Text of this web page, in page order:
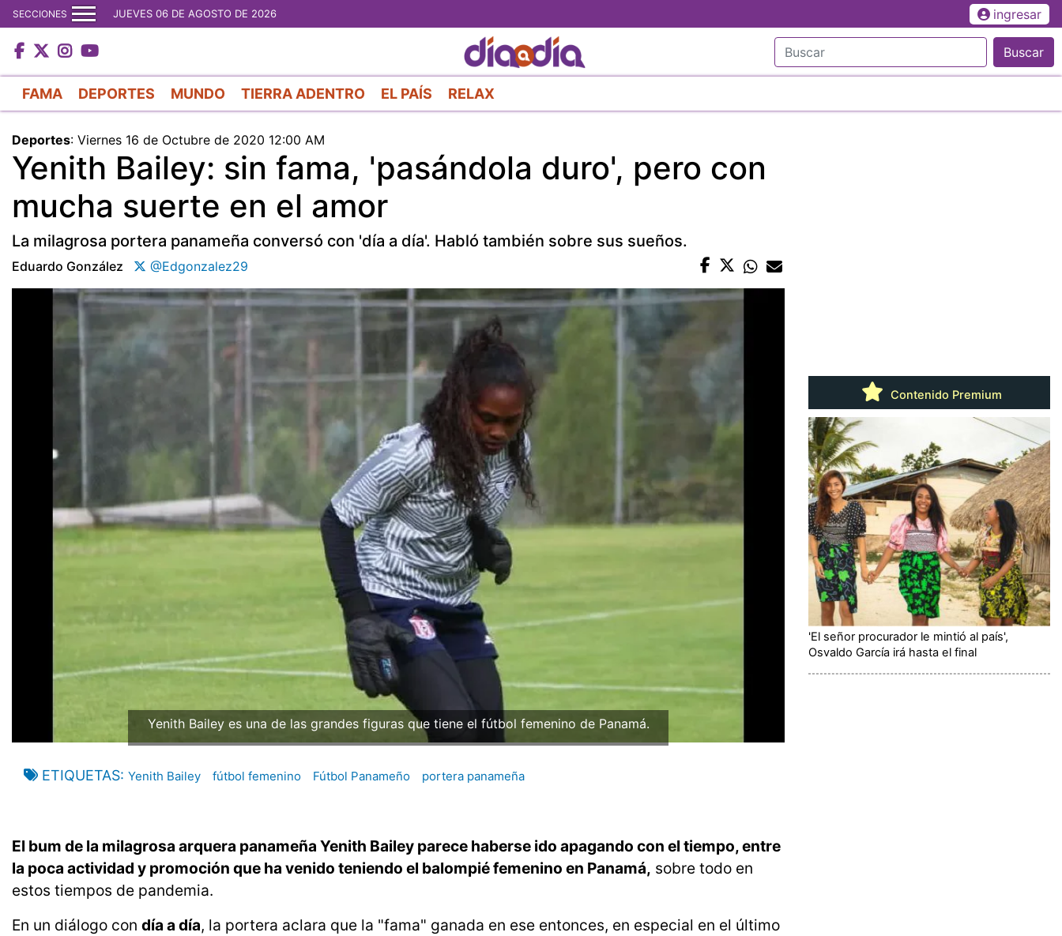
al
contenido
principal
SECCIONES JUEVES 06 DE AGOSTO DE 2026 ingresar
Buscar
FAMA DEPORTES MUNDO TIERRA ADENTRO EL PAÍS RELAX
Deportes: Viernes 16 de Octubre de 2020 12:00 AM
Yenith Bailey: sin fama, 'pasándola duro', pero con
mucha suerte en el amor
La milagrosa portera panameña conversó con 'día a día'. Habló también sobre sus sueños.
Eduardo González @Edgonzalez29
Yenith Bailey es una de las grandes figuras que tiene el fútbol femenino de Panamá.
ETIQUETAS Yenith Bailey fútbol femenino Fútbol Panameño portera panameña
El bum de la milagrosa arquera panameña Yenith Bailey parece haberse ido apagando con el tiempo, entre
la poca actividad y promoción que ha venido teniendo el balompié femenino en Panamá, sobre todo en
estos tiempos de pandemia.
En un diálogo con día a día, la portera aclara que la "fama" ganada en ese entonces, en especial en el último
Contenido Premium
'El señor procurador le mintió al país',
Osvaldo García irá hasta el final